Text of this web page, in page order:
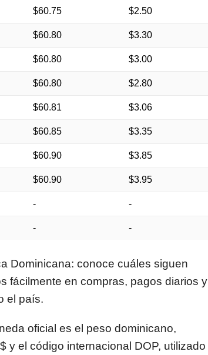
$60.75 $2.50
$60.80 $3.30
$60.80 $3.00
$60.80 $2.80
$60.81 $3.06
$60.85 $3.35
$60.90 $3.85
$60.90 $3.95
- -
- -
Dominicana: conoce cuáles siguen
fácilmente en compras, pagos diarios y
el país.
oficial es el peso dominicano,
y el código internacional DOP, utilizado